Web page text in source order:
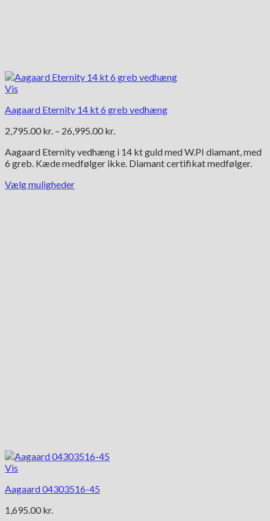
Vis
Aagaard Eternity 14 kt 6 greb vedhæng
2,795.00 kr. – 26,995.00 kr.
til
26,995.00 kr.
Aagaard Eternity vedhæng i 14 kt guld med W.PI diamant, med
6 greb. Kæde medfølger ikke. Diamant certifikat medfølger.
Vælg muligheder
Vis
Aagaard 04303516-45
1,695.00 kr.